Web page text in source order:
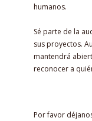
humanos.
Sé parte de la
sus proyectos.
mantendrá
reconocer a
Por favor